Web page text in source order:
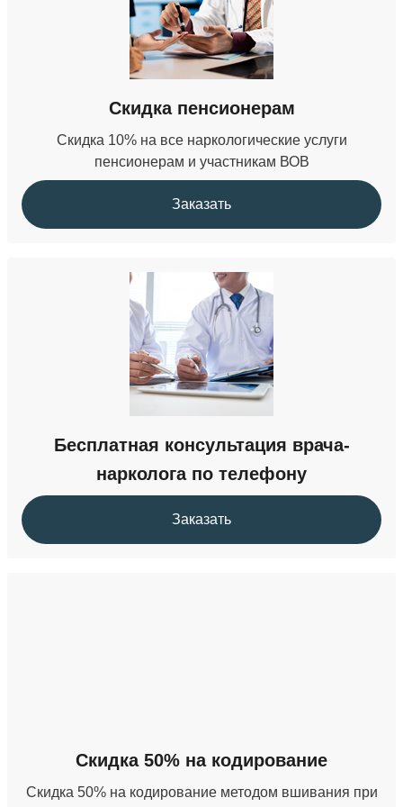
БЕСПЛАТНО
Скидка пенсионерам
Скидка 10% на все наркологические услуги
пенсионерам и участникам ВОВ
Заказать
Бесплатная консультация врача-
нарколога по телефону
Заказать
Скидка 50% на кодирование
Скидка 50% на кодирование методом вшивания при